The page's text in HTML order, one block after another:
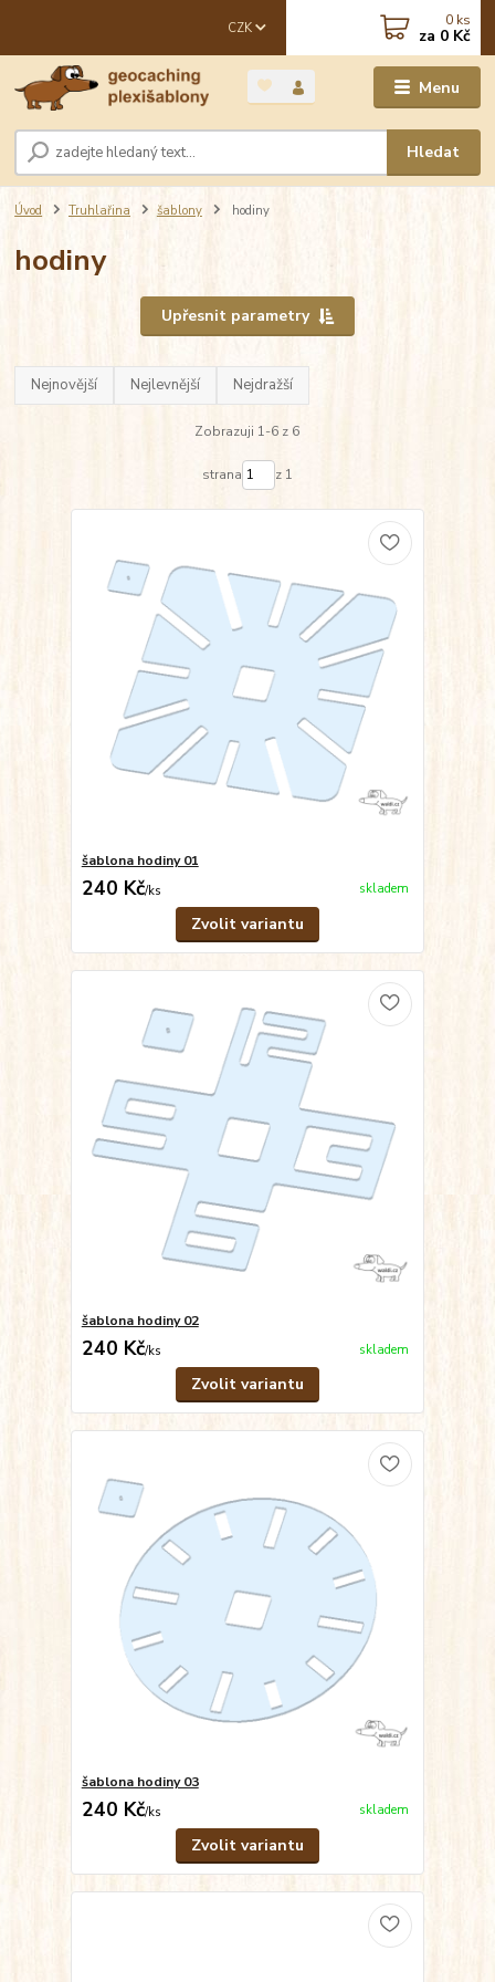
Menu
CZK
Hledat
0 ks
za 0 Kč
Úvod Truhlařina šablony hodiny
hodiny
Upřesnit parametry
Nejnovější Nejlevnější Nejdražší
Zobrazuji 1-6 z 6
strana z 1
šablona hodiny 01
240 Kč/ks skladem
Zvolit variantu
šablona hodiny 02
240 Kč/ks skladem
Zvolit variantu
šablona hodiny 03
240 Kč/ks skladem
Zvolit variantu